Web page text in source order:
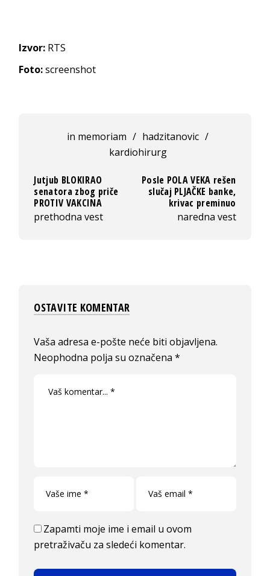
Izvor: RTS
Foto:screenshot
in memoriam / hadzitanovic /
kardiohirurg
Jutjub BLOKIRAO
senatora zbog priče
PROTIV VAKCINA
prethodna vest
Posle POLA VEKA rešen
slučaj PLJAČKE banke,
krivac preminuo
naredna vest
OSTAVITE KOMENTAR
Vaša adresa e-pošte neće biti objavljena.
Neophodna polja su označena*
Zapamti moje ime i email u ovom
pretraživaču za sledeći komentar.